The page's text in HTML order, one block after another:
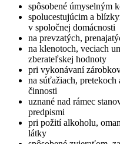
spôsobené úmyselným
spolucestujúcim a
v spoločnej domácnosti
na prevzatých,
na klenotoch, veciach
zberateľskej hodnoty
pri vykonávaní
na súťažiach,
činnosti
uznané nad rámec
predpismi
pri požití alkoholu,
látky